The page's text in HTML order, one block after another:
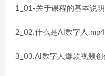
1_01-关于课程的基本说
2_02.什么是Al数字人.mp4
3_03.Al数字人爆款视频